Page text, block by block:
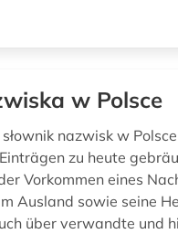
w Polsce
nazwisk w
zu heute
Vorkommen eines
Ausland sowie seine
über verwandte und